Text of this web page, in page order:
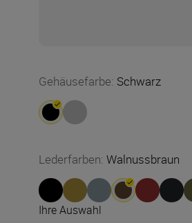
Gehäusefarbe: Schwarz
Lederfarben: Walnussbraun
Ihre Auswahl